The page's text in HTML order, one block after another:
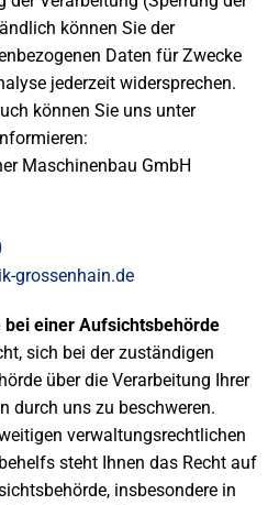
können Sie der
Daten für Zwecke
jederzeit widersprechen.
können Sie uns unter
Maschinenbau GmbH
grossenhain.de
einer Aufsichtsbehörde
sich bei der zuständigen
über die Verarbeitung Ihrer
durch uns zu beschweren.
verwaltungsrechtlichen
steht Ihnen das Recht auf
insbesondere in